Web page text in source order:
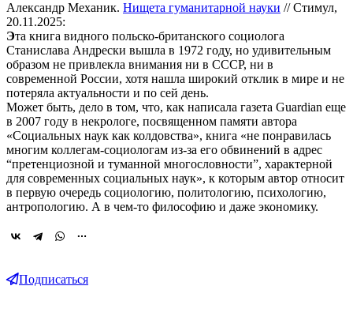
Александр Механик. Нищета гуманитарной науки // Стимул,
20.11.2025:
Эта книга видного польско-британского социолога
Станислава Андрески вышла в 1972 году, но удивительным
образом не привлекла внимания ни в СССР, ни в
современной России, хотя нашла широкий отклик в мире и не
потеряла актуальности и по сей день.
Может быть, дело в том, что, как написала газета Guardian еще
в 2007 году в некрологе, посвященном памяти автора
«Социальных наук как колдовства», книга «не понравилась
многим коллегам-социологам из-за его обвинений в адрес
“претенциозной и туманной многословности”, характерной
для современных социальных наук», к которым автор относит
в первую очередь социологию, политологию, психологию,
антропологию. А в чем-то философию и даже экономику.
Подписаться